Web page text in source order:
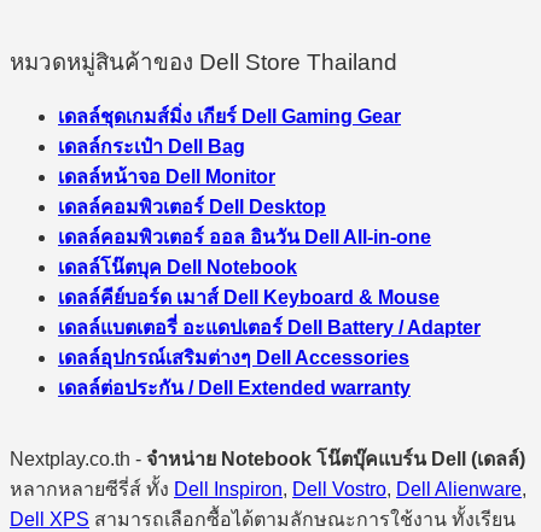
หมวดหมู่สินค้าของ Dell Store Thailand
เดลล์ชุดเกมส์มิ่ง เกียร์ Dell Gaming Gear
เดลล์กระเป๋า Dell Bag
เดลล์หน้าจอ Dell Monitor
เดลล์คอมพิวเตอร์ Dell Desktop
เดลล์คอมพิวเตอร์ ออล อินวัน Dell All-in-one
เดลล์โน๊ตบุค Dell Notebook
เดลล์คีย์บอร์ด เมาส์ Dell Keyboard & Mouse
เดลล์แบตเตอรี่ อะแดปเตอร์ Dell Battery / Adapter
เดลล์อุปกรณ์เสริมต่างๆ Dell Accessories
เดลล์ต่อประกัน / Dell Extended warranty
Nextplay.co.th - จำหน่าย Notebook โน๊ตบุ๊คแบร์น Dell (เดลล์)
หลากหลายซีรี่ส์ ทั้ง Dell Inspiron, Dell Vostro, Dell Alienware,
Dell XPS สามารถเลือกซื้อได้ตามลักษณะการใช้งาน ทั้งเรียน